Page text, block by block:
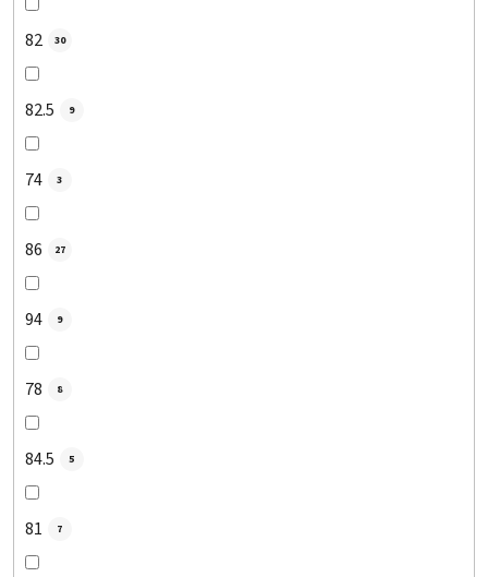
82 30
82.5 9
74 3
86 27
94 9
78 8
84.5 5
81 7